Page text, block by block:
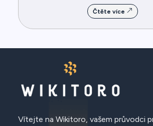
Čtěte více
Vítejte na Wikitoro, vašem průvodci